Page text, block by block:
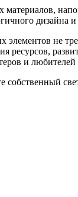
материалов,
дизайна
элементов не
ресурсов,
и любителей
собственный